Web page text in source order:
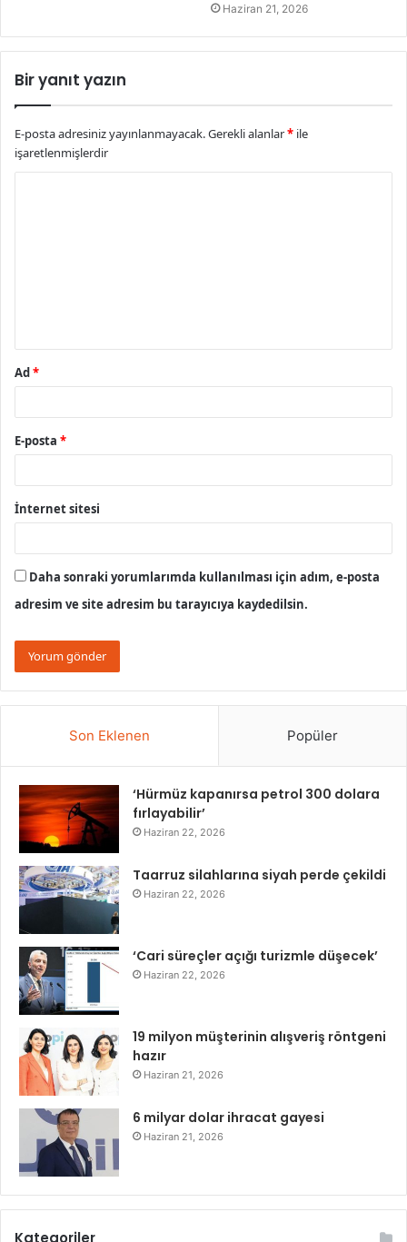
Haziran 21, 2026
Bir yanıt yazın
E-posta adresiniz yayınlanmayacak.Gerekli alanlar* ile
işaretlenmişlerdir
Ad*
E-posta *
İnternet sitesi
Daha sonraki yorumlarımda kullanılması için adım, e-posta
adresim ve site adresim bu tarayıcıya kaydedilsin.
Son Eklenen Popüler
‘Hürmüz kapanırsa petrol 300 dolara
fırlayabilir’
Haziran 22, 2026
Taarruz silahlarına siyah perde çekildi
Haziran 22, 2026
‘Cari süreçler açığı turizmle düşecek’
Haziran 22, 2026
19 milyon müşterinin alışveriş röntgeni
hazır
Haziran 21, 2026
6 milyar dolar ihracat gayesi
Haziran 21, 2026
Kategoriler